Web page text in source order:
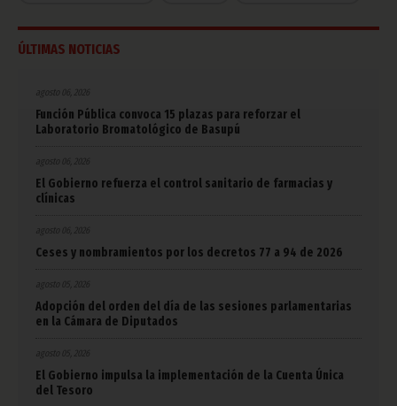
ÚLTIMAS NOTICIAS
agosto 06, 2026
Función Pública convoca 15 plazas para reforzar el
Laboratorio Bromatológico de Basupú
agosto 06, 2026
El Gobierno refuerza el control sanitario de farmacias y
clínicas
agosto 06, 2026
Ceses y nombramientos por los decretos 77 a 94 de 2026
Adopción del orden del día de las sesiones parlamentarias
en la Cámara de Diputados
El Gobierno impulsa la implementación de la Cuenta Única
del Tesoro